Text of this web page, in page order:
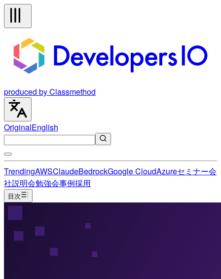
produced by Classmethod
OriginalEnglish
TrendingAWSClaudeBedrockGoogle CloudAzureセミナー会
社説明会勉強会事例採用
目次